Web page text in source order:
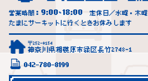
営業時間： 9:00~18:00
定休日／水曜・木曜
たまにサーキットに行くときお休みします
〒252-0154
神奈川県相模原市緑区長竹2748-1
042-780-8199